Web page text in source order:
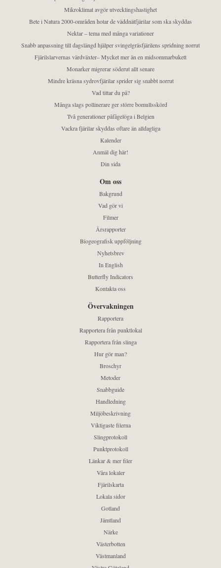
Mikroklimat avgör utvecklingshastighet
Bete i Natura 2000-områden hotar de väddnätfjärilar som ska skyddas
Nektar – tema med många variationer
Snabb anpassning till dagslängd hjälper svingelgräsfjärilens spridning norrut
Fjärilslarvernas värdväxter– Mycket mer än en midsommarbukett
Monarker migrerar söderut allt senare
Mindre kräsna sydrovfjärilar sprider sig snabbt norrut
Vad tittar du på?
Många slags pollinerare ger större bomullsskörd
Två generationer påfågelöga i Belgien
Vackra fjärilar skyddas oftare än alldagliga
Kalender
Anmäl dig här!
Din sida
Om oss
Bakgrund
Vad gör vi
Filmer
Årsrapporter
Biogeografisk uppföljning
Nyhetsbrev
In English
Butterfly Indicators
Kontakta oss
Övervakningen
Rapportera
Rapportera från punktlokal
Rapportera från slinga
Hur gör man?
Broschyr
Metoder
Snabbguide
Handledning
Miljöbeskrivning
Viktigaste filerna
Slingprotokoll
Punktprotokoll
Länkar & mer filer
Våra lokaler
Fjärilskarta
Lokala sidor
Gotland
Jämtland
Närke
Västerbotten
Västmanland